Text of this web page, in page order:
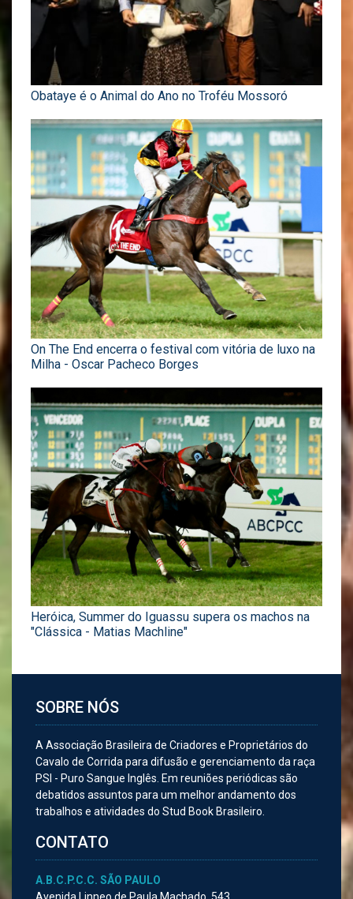
Obataye é o Animal do Ano no Troféu Mossoró
On The End encerra o festival com vitória de luxo na
Milha - Oscar Pacheco Borges
Heróica, Summer do Iguassu supera os machos na
"Clássica - Matias Machline"
SOBRE NÓS
A Associação Brasileira de Criadores e Proprietários do
Cavalo de Corrida para difusão e gerenciamento da raça
PSI - Puro Sangue Inglês. Em reuniões periódicas são
debatidos assuntos para um melhor andamento dos
trabalhos e atividades do Stud Book Brasileiro.
CONTATO
A.B.C.P.C.C. SÃO PAULO